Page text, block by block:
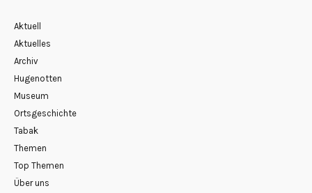
Aktuell
Aktuelles
Archiv
Hugenotten
Museum
Ortsgeschichte
Tabak
Themen
Top Themen
Über uns